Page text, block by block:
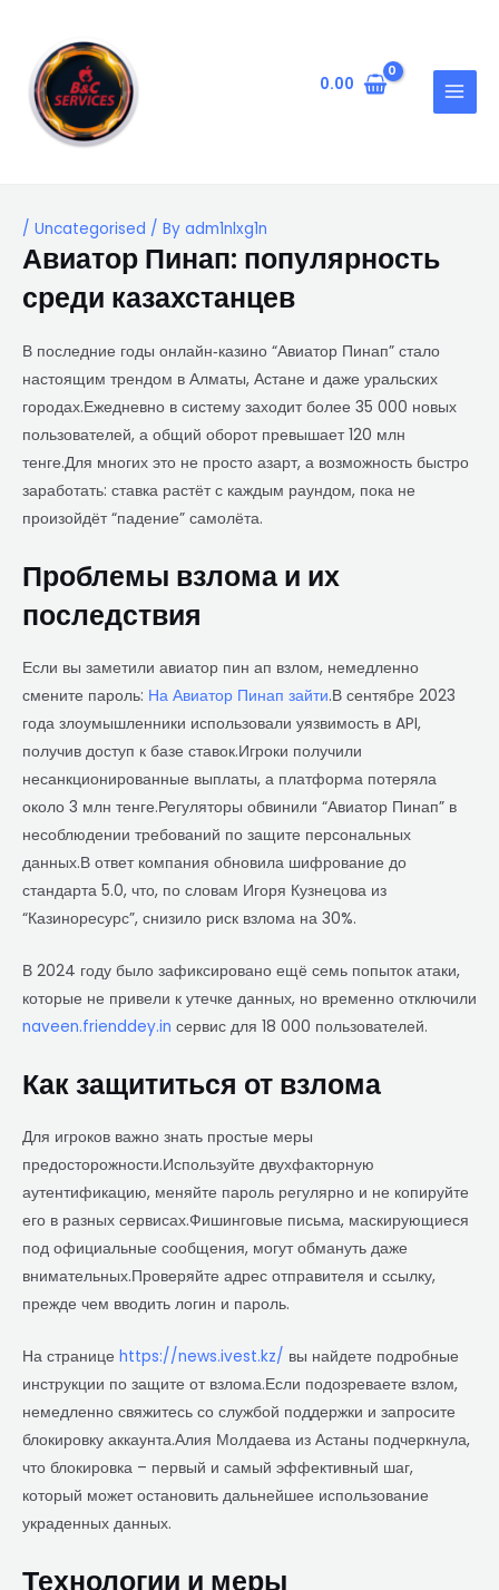
content
0.00
/ Uncategorised / By adm1nlxg1n
Авиатор Пинап: популярность
среди казахстанцев
В последние годы онлайн‑казино “Авиатор Пинап” стало
настоящим трендом в Алматы, Астане и даже уральских
городах.Ежедневно в систему заходит более 35 000 новых
пользователей, а общий оборот превышает 120 млн
тенге.Для многих это не просто азарт, а возможность быстро
заработать: ставка растёт с каждым раундом, пока не
произойдёт “падение” самолёта.
Проблемы взлома и их
последствия
Если вы заметили авиатор пин ап взлом, немедленно
смените пароль: На Авиатор Пинап зайти.В сентябре 2023
года злоумышленники использовали уязвимость в API,
получив доступ к базе ставок.Игроки получили
несанкционированные выплаты, а платформа потеряла
около 3 млн тенге.Регуляторы обвинили “Авиатор Пинап” в
несоблюдении требований по защите персональных
данных.В ответ компания обновила шифрование до
стандарта 5.0, что, по словам Игоря Кузнецова из
“Казиноресурс”, снизило риск взлома на 30%.
В 2024 году было зафиксировано ещё семь попыток атаки,
которые не привели к утечке данных, но временно отключили
naveen.frienddey.in сервис для 18 000 пользователей.
Как защититься от взлома
Для игроков важно знать простые меры
предосторожности.Используйте двухфакторную
аутентификацию, меняйте пароль регулярно и не копируйте
его в разных сервисах.Фишинговые письма, маскирующиеся
под официальные сообщения, могут обмануть даже
внимательных.Проверяйте адрес отправителя и ссылку,
прежде чем вводить логин и пароль.
На странице https://news.ivest.kz/ вы найдете подробные
инструкции по защите от взлома.Если подозреваете взлом,
немедленно свяжитесь со службой поддержки и запросите
блокировку аккаунта.Алия Молдаева из Астаны подчеркнула,
что блокировка – первый и самый эффективный шаг,
который может остановить дальнейшее использование
украденных данных.
Технологии и меры
navigation